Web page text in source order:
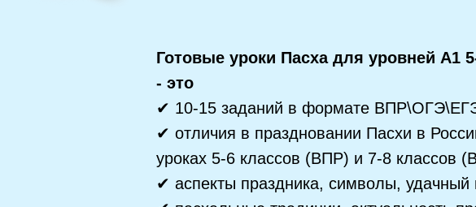
Готовые уроки Пасха для уровней A1
- это
✔ 10-15 заданий в формате
✔ отличия в праздновании Пасхи в
уроках 5-6 классов (ВПР) и 7-8 классов
✔ аспекты праздника, символы,